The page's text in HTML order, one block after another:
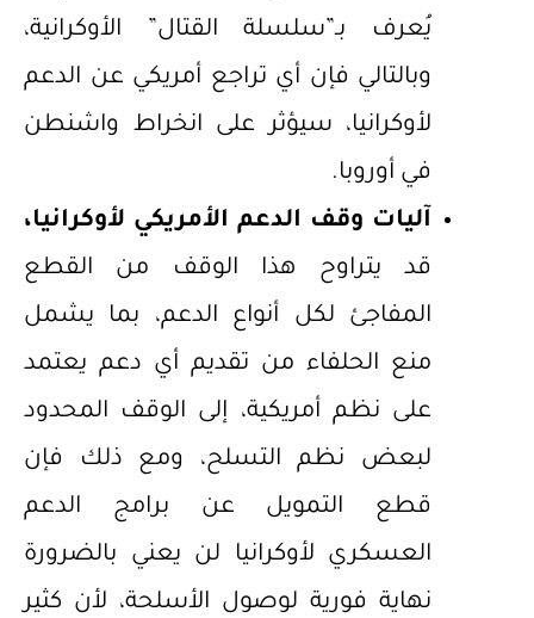
يُعرف بـ”سلسلة القتال” الأوكرانية،
وبالتالي فإن أي تراجع أمريكي عن الدعم
لأوكرانيا، سيؤثر على انخراط واشنطن
في أوروبا.
آليات وقف الدعم الأمريكي لأوكرانيا،
قد يتراوح هذا الوقف من القطع
المفاجئ لكل أنواع الدعم، بما يشمل
منع الحلفاء من تقديم أي دعم يعتمد
على نظم أمريكية، إلى الوقف المحدود
لبعض نظم التسلح، ومع ذلك فإن
قطع التمويل عن برامج الدعم
العسكري لأوكرانيا لن يعني بالضرورة
نهاية فورية لوصول الأسلحة، لأن كثير